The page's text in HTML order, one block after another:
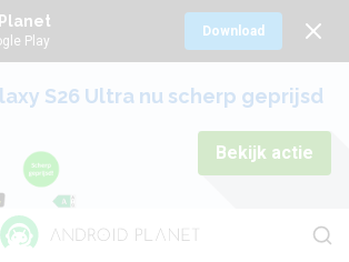
Play
Download
S26 Ultra nu scherp geprijsd
Bekijk actie